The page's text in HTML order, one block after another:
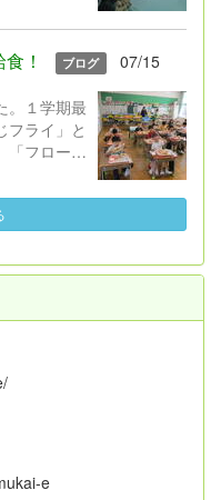
を、それぞ
し、平和に
ればという
絵本「お
を題材に、
担任と教務
ノBGMと
集中しな
られたと思
たち
書にも掲載
あれば読
の学
取組を夏
！ ブログ 07/15
。１学期最
フライ」と
「フローズ
。セレクト
かめご
めてのセ
す。
e